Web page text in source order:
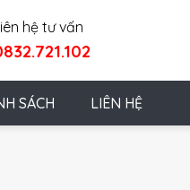
hệ tư vấn
SÁCH LIÊN HỆ